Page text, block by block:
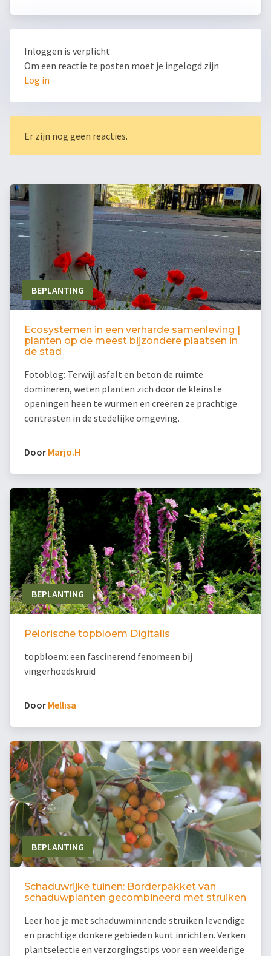
Inloggen is verplicht
Om een reactie te posten moet je ingelogd zijn
Log in
Er zijn nog geen reacties.
BEPLANTING
Ecosystemen in een verharde samenleving |
planten op de meest bijzondere plaatsen in
de stad
Fotoblog: Terwijl asfalt en beton de ruimte
domineren, weten planten zich door de kleinste
openingen heen te wurmen en creëren ze prachtige
contrasten in de stedelijke omgeving.
Door Marjo.H
BEPLANTING
Pelorische topbloem Digitalis
topbloem: een fascinerend fenomeen bij
vingerhoedskruid
Door Mellisa
BEPLANTING
Schaduwrijke tuinen: Borderpakket van
schaduwplanten gecombineerd met struiken
Leer hoe je met schaduwminnende struiken levendige
en prachtige donkere gebieden kunt inrichten. Verken
plantselectie en verzorgingstips voor een weelderige